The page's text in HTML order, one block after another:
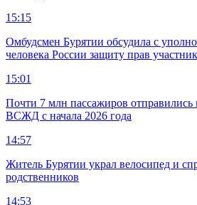
15:15
Омбудсмен Бурятии обсудила с
человека России защиту прав
15:01
Почти 7 млн пассажиров отправились
ВСЖД с начала 2026 года
14:57
Житель Бурятии украл велосипед и
родственников
14:53